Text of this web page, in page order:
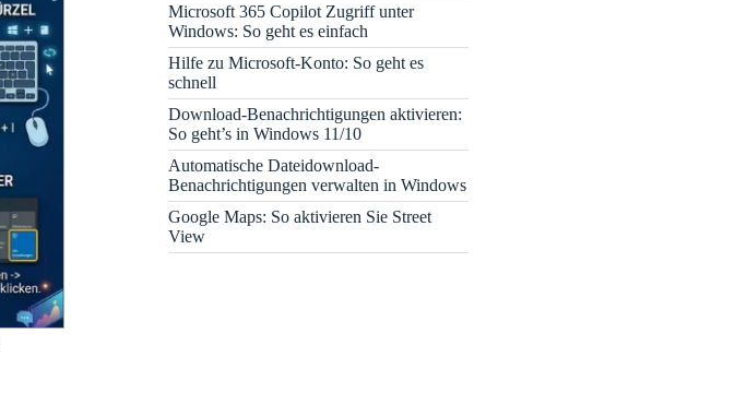
Microsoft 365 Copilot Zugriff unter
Windows: So geht es einfach
Hilfe zu Microsoft-Konto: So geht es
schnell
Download-Benachrichtigungen aktivieren:
So geht’s in Windows 11/10
Automatische Dateidownload-
Benachrichtigungen verwalten in Windows
Google Maps: So aktivieren Sie Street
View